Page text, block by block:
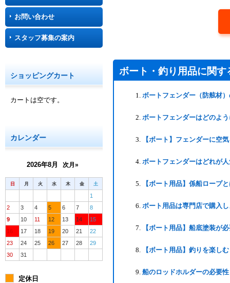
お問い合わせ
スタッフ募集の案内
ショッピングカート
カートは空です。
カレンダー
2026年8月 次月»
日 月 火 水 木 金 土
1
2
3 4 5 6 7
8
9
10 11 12 13 14
15
16
17 18 19 20 21
22
23
24 25 26 27 28
29
30
31
定休日
ボート・釣り用品に関す
ボートフェンダー（防舷材
ボートフェンダーはどのよ
【ボート】フェンダーに空
ボートフェンダーはどれが
【ボート用品】係船ロープ
ボート用品は専門店で購入
【ボート用品】船底塗装が
【ボート用品】釣りを楽し
船のロッドホルダーの必要